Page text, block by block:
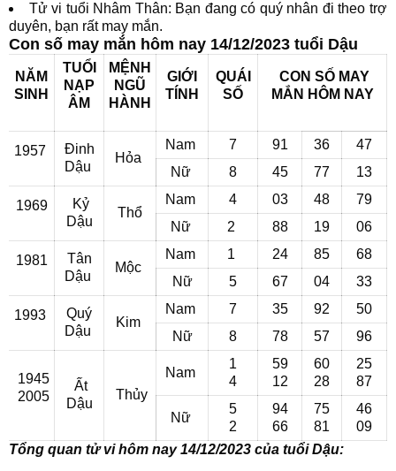
Tử vi tuổi Nhâm Thân: Bạn đang có quý nhân đi theo trợ
duyên, bạn rất may mắn.
Con số may mắn hôm nay 14/12/2023 tuổi Dậu
NĂM
SINH
TUỔI
NẠP
ÂM
MỆNH
NGŨ
HÀNH
GIỚI
TÍNH
QUÁI
SỐ
CON SỐ MAY
MẮN HÔM NAY
1957
Đinh
Dậu
Hỏa
Nam 7 91 36
47
Nữ
8 45 77 13
1969
Kỷ
Dậu
Thổ
Nam 4 03 48
79
Nữ
2 88 19 06
1981
Tân
Dậu
Mộc
Nam 1 24 85
68
Nữ
5 67 04 33
1993
Quý
Dậu
Kim
Nam 7 35 92
50
Nữ
8 78 57 96
1945
2005
Ất
Dậu
Thủy
Nam
1
4
59
12
60
28
25
87
Nữ
5
2
94
66
75
81
46
09
Tổng quan tử vi hôm nay 14/12/2023 của tuổi Dậu: